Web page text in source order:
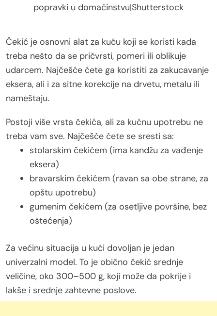
popravki u domaćinstvu|Shutterstock
Čekić je osnovni alat za kuću koji se koristi kada
treba nešto da se pričvrsti, pomeri ili oblikuje
udarcem. Najčešće ćete ga koristiti za zakucavanje
eksera, ali i za sitne korekcije na drvetu, metalu ili
nameštaju.
Postoji više vrsta čekića, ali za kućnu upotrebu ne
treba vam sve. Najčešće ćete se sresti sa:
stolarskim čekićem (ima kandžu za vađenje
eksera)
bravarskim čekićem (ravan sa obe strane, za
opštu upotrebu)
gumenim čekićem (za osetljive površine, bez
oštećenja)
Za većinu situacija u kući dovoljan je jedan
univerzalni model. To je obično čekić srednje
veličine, oko 300–500 g, koji može da pokrije i
lakše i srednje zahtevne poslove.